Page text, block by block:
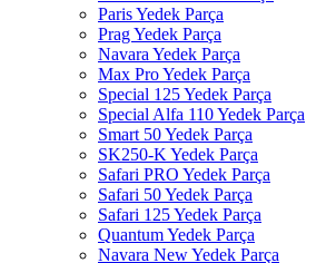
Paris Yedek Parça
Prag Yedek Parça
Navara Yedek Parça
Max Pro Yedek Parça
Special 125 Yedek Parça
Special Alfa 110 Yedek Parça
Smart 50 Yedek Parça
SK250-K Yedek Parça
Safari PRO Yedek Parça
Safari 50 Yedek Parça
Safari 125 Yedek Parça
Quantum Yedek Parça
Navara New Yedek Parça